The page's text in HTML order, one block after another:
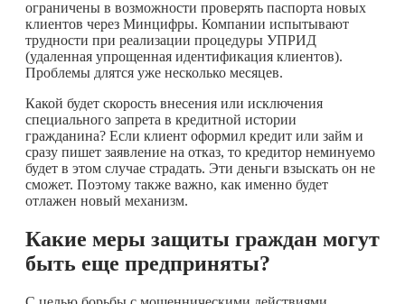
ограничены в возможности проверять паспорта новых
клиентов через Минцифры. Компании испытывают
трудности при реализации процедуры УПРИД
(удаленная упрощенная идентификация клиентов).
Проблемы длятся уже несколько месяцев.
Какой будет скорость внесения или исключения
специального запрета в кредитной истории
гражданина? Если клиент оформил кредит или займ и
сразу пишет заявление на отказ, то кредитор неминуемо
будет в этом случае страдать. Эти деньги взыскать он не
сможет. Поэтому также важно, как именно будет
отлажен новый механизм.
Какие меры защиты граждан могут
быть еще предприняты?